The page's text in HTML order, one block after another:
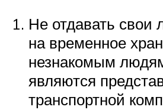
Не отдавать
на временное
незнакомым
являются
транспортной